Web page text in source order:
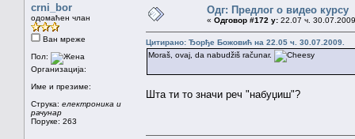
crni_bor
одомаћен члан
Ван мреже
Пол:
Организација:
Име и презиме:
Струка: електроника и
рачунар
Поруке: 263
Одг: Предлог о видео курсу
« Одговор #172 у: 22.07 ч.
Цитирано: Ђорђе Божовић на 22.05 ч. 30.07.2009.
Moraš, ovaj, da nabudžiš računar.
Шта ти то значи реч "набуџиш"?